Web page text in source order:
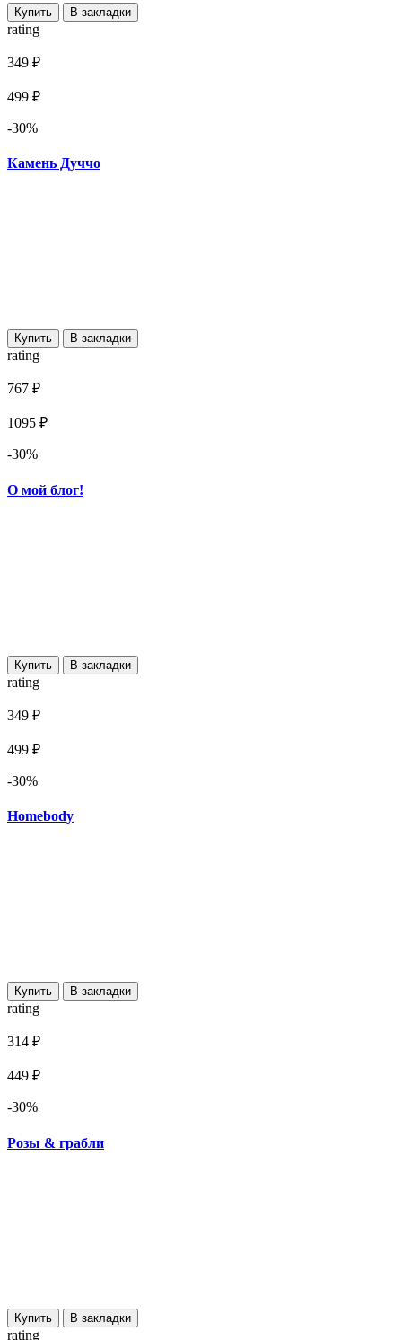
Купить В закладки
rating
349 ₽
499 ₽
-30%
Камень Дуччо
Купить В закладки
rating
767 ₽
1095 ₽
-30%
О мой блог!
Купить В закладки
rating
349 ₽
499 ₽
-30%
Homebody
Купить В закладки
rating
314 ₽
449 ₽
-30%
Розы & грабли
Купить В закладки
rating